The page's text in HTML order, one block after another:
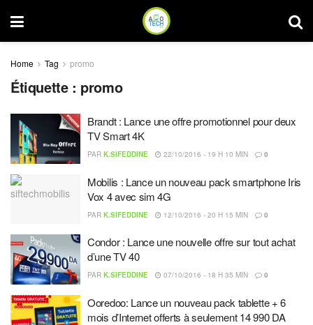
Home Tag promo
Étiquette : promo
Brandt : Lance une offre promotionnel pour deux
TV Smart 4K
PAR K.SIFEDDINE 22/10/2016 - 19 H 10 MIN 0
Mobilis : Lance un nouveau pack smartphone Iris
Vox 4 avec sim 4G
PAR K.SIFEDDINE 12/10/2016 - 20 H 15 MIN 0
Condor : Lance une nouvelle offre sur tout achat
d’une TV 40
PAR K.SIFEDDINE 07/10/2016 - 18 H 35 MIN 0
Ooredoo: Lance un nouveau pack tablette + 6
mois d’Internet offerts à seulement 14 990 DA